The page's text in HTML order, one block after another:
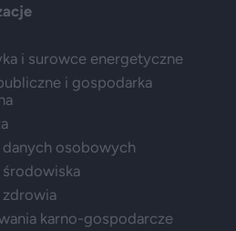
i surowce energetyczne
i gospodarka
danych osobowych
zdrowia
karno-gospodarcze